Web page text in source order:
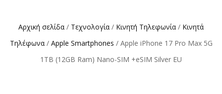
Αρχική σελίδα / Τεχνολογία / Κινητή Τηλεφωνία / Κινητά
Τηλέφωνα/ Apple Smartphones / Apple iPhone 17 Pro Max 5G
1TB (12GB Ram) Nano-SIM +eSIM Silver EU